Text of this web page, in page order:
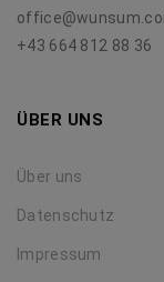
+43 664 812 88 36
ÜBER UNS
Über uns
Datenschutz
Impressum